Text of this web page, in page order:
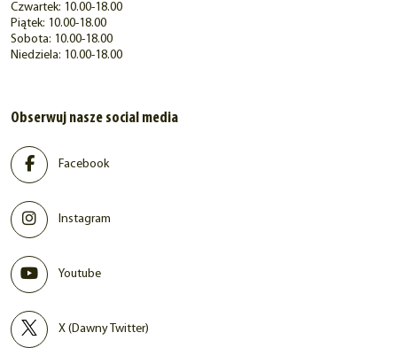
Czwartek: 10.00-18.00
Piątek: 10.00-18.00
Sobota: 10.00-18.00
Niedziela: 10.00-18.00
Obserwuj nasze social media
Facebook
Instagram
Youtube
X (Dawny Twitter)